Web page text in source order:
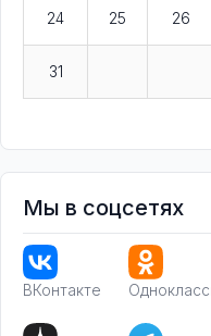
24 25 26
31
Мы в соцсетях
ВКонтакте